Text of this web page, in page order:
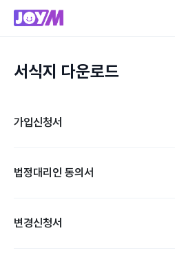
서식지 다운로드
가입신청서
법정대리인 동의서
변경신청서